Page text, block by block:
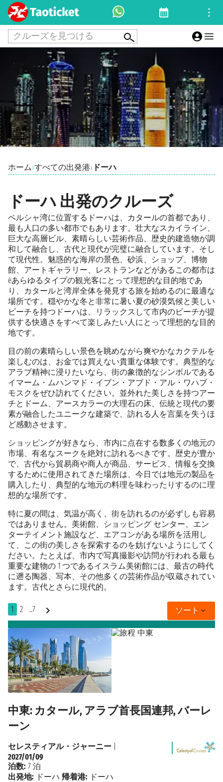
クルーズを見つける
ホーム›すべての出発港› ドーハ
ドーハ 出発のクルーズ
ペルシャ湾に位置するドーハは、カタールの首都であり、
最も人口の多い都市でもあります。壮大なスカイライン、
巨大な高層ビル、素晴らしい芸術作品、歴史的建造物が調
和して融合し、古代と現代が完璧に融合しています。そし
て現代性。魅惑的な海岸の景色、砂浜、ショップ、博物
館、アートギャラリー、レストランなどがあるこの都市は
èあらゆるタイプの観光客にとって理想的な目的地であ
り、カタールと湾岸全体を発見する旅を始めるのに最適な
場所です。穏やかな冬と非常に暑い夏の砂漠気候と美しい
ビーチを持つドーハは、リラックスして市内のビーチが提
供する快適さをすべて楽しみたい人にとって理想的な目的
地です。
目の前の素晴らしい景色を眺めながら爽やかなカクテルを
楽しむのは、お金では買えない貴重な体験です。典型的な
アラブ精神に浸りたいなら、街の象徴的なシンボルである
イマーム・ムハンマド・イブン・アブド・アル・ワハブ・
モスクをぜひ訪れてください。並外れた美しさを持つアー
チとドーム、アースカラーの大理石の床、伝統と現代の要
素が融合したユニークな建築で、訪れる人を言葉を失うほ
ど感動させます。
ショッピングが好きなら、市内に点在する数多くの地元の
市場、有名なスークを絶対に訪れるべきです。歴史が豊か
で、古代から貿易商や商人が商品、サービス、情報を交換
するために使用されてきた場所は、今日では地元の製品を
購入したり、典型的な地元の料理を味わったりするのに理
想的な場所です。
特に夏の間は、気温が高く、街を訪れるのが必ずしも容易
ではありません。美術館、ショッピング センター、エン
ターテイメント施設など、エアコンがある場所を活用し
て、この街の美しさを探索するのを妨げないようにしてく
ださい。たとえば、市内で写真撮影や訪問が行われる最も
重要な建物の 1 つであるイスラム美術館には、最古の時代
に遡る陶器、写本、その他多くの芸術作品が収蔵されてい
ます。古代とさらに現代的。
1 2 ..7 ソート
中東: カタール, アラブ首長国連邦, バーレ
ーン
セレスティアル・ジャーニー
2027/01/09
泊数: 7 泊
出発地: ドーハ 帰着港: ドーハ